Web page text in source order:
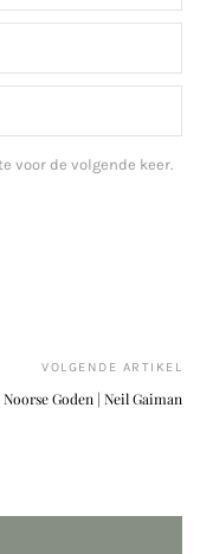
voor de volgende keer.
VOLGENDE ARTIKEL
Noorse Goden | Neil Gaiman